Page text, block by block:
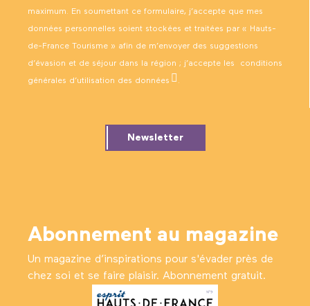
maximum. En soumettant ce formulaire, j’accepte que mes
données personnelles soient stockées et traitées par « Hauts-
de-France Tourisme » afin de m’envoyer des suggestions
d’évasion et de séjour dans la région ; j’accepte les conditions
générales d’utilisation des données .
Newsletter
Abonnement au magazine
Un magazine d’inspirations pour s'évader près de
chez soi et se faire plaisir. Abonnement gratuit.